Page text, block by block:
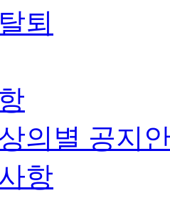
퇴
의별 공지
항